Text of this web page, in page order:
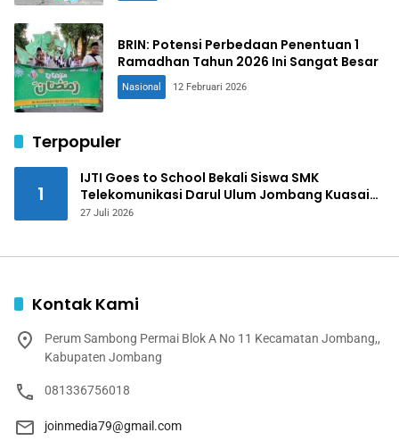
BRIN: Potensi Perbedaan Penentuan 1
Ramadhan Tahun 2026 Ini Sangat Besar
Nasional 12 Februari 2026
Terpopuler
1
IJTI Goes to School Bekali Siswa SMK
Telekomunikasi Darul Ulum Jombang Kuasai
Jurnalistik Digital
27 Juli 2026
Kontak Kami
Perum Sambong Permai Blok A No 11 Kecamatan Jombang,,
Kabupaten Jombang
081336756018
joinmedia79@gmail.com